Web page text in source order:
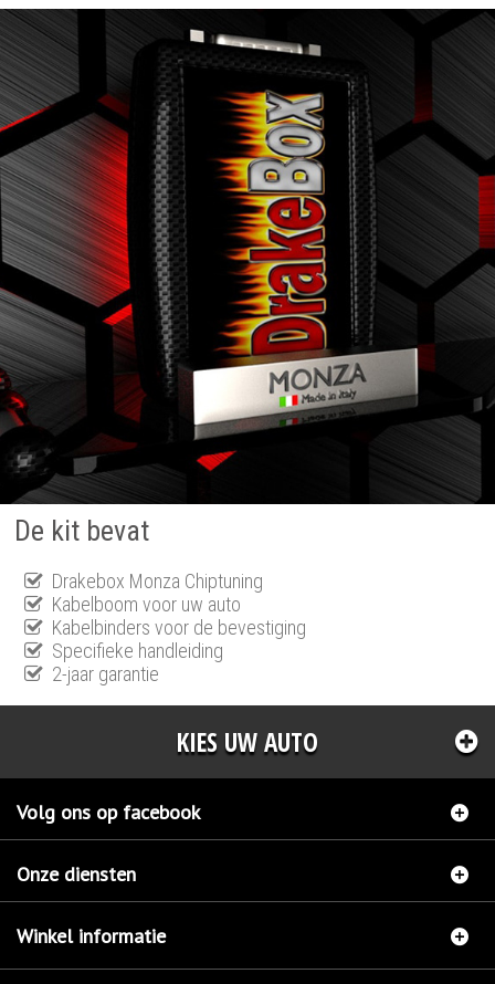
De kit bevat
Drakebox Monza Chiptuning
Kabelboom voor uw auto
Kabelbinders voor de bevestiging
Specifieke handleiding
2-jaar garantie
KIES UW AUTO
Volg ons op facebook
Onze diensten
Winkel informatie